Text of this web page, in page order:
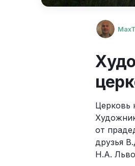
MaxT
Церковь
от
друзья
Н.А.